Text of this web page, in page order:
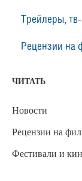
Трейлеры,
Рецензии на
ЧИТАТЬ
Новости
Рецензии на
Фестивали и